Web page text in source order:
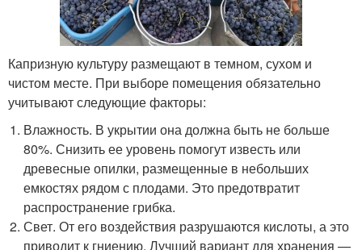
Капризную культуру размещают в темном, сухом и
чистом месте. При выборе помещения обязательно
учитывают следующие факторы:
Влажность. В укрытии она должна быть не больше
80%. Снизить ее уровень помогут известь или
древесные опилки, размещенные в небольших
емкостях рядом с плодами. Это предотвратит
распространение грибка.
Свет. От его воздействия разрушаются кислоты, а это
приводит к гниению. Лучший вариант для хранения —